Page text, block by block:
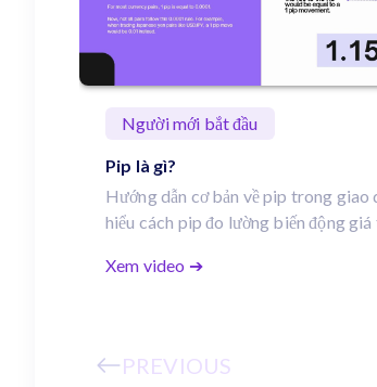
Người mới bắt đầu
Pip là gì?
Hướng dẫn cơ bản về pip trong giao
hiểu cách pip đo lường biến động giá
những thay đổi nhỏ trong pip cũng
Xem video ➔
PREVIOUS